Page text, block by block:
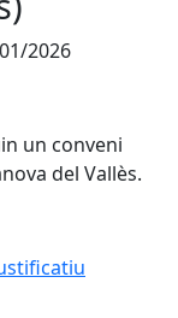
2026
un conveni
del Vallès.